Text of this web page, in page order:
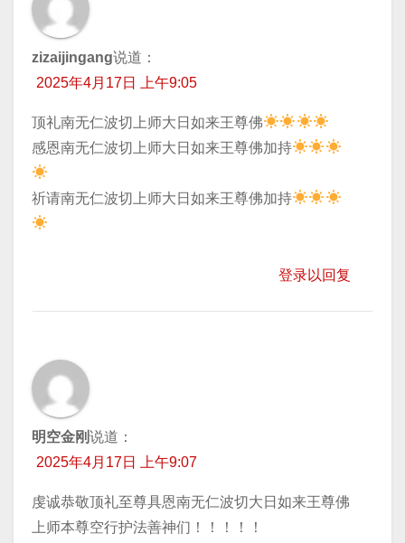
zizaijingang说道：
2025年4月17日 上午9:05
顶礼南无仁波切上师大日如来王尊佛
​感恩南无仁波切上师大日如来王尊佛加持
​祈请南无仁波切上师大日如来王尊佛加持
登录以回复
明空金刚说道：
2025年4月17日 上午9:07
虔诚恭敬顶礼至尊具恩南无仁波切大日如来王尊佛
上师本尊空行护法善神们！！！！！